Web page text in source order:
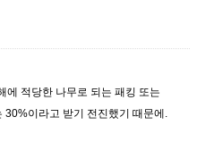
에 적당한 나무로 되는 패킹 또는
30%이라고 받기 전진했기 때문에.